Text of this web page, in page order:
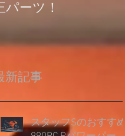
パーツ！
新記事
スタッフSのおすすめ